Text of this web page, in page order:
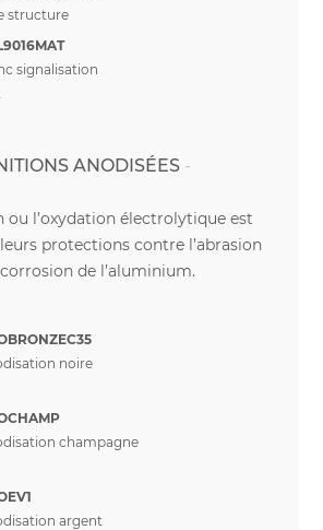
structure
signalisation
ANODISÉES
ou l’oxydation électrolytique est
protections contre l’abrasion
de l’aluminium.
noire
champagne
argent